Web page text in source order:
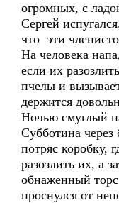
огромных, с
Сергей
что эти
На человека
если их
пчелы и
держится
Ночью смуглый
Субботина через
потряс коробку,
разозлить их, а
обнаженный
проснулся от